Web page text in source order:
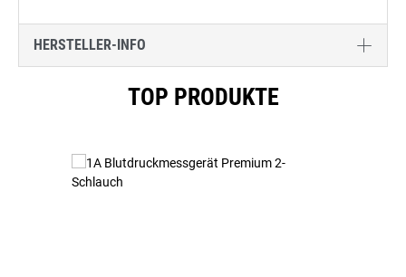
HERSTELLER-INFO
TOP PRODUKTE